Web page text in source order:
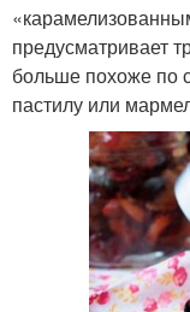
предусматривает
больше похоже по
пастилу или